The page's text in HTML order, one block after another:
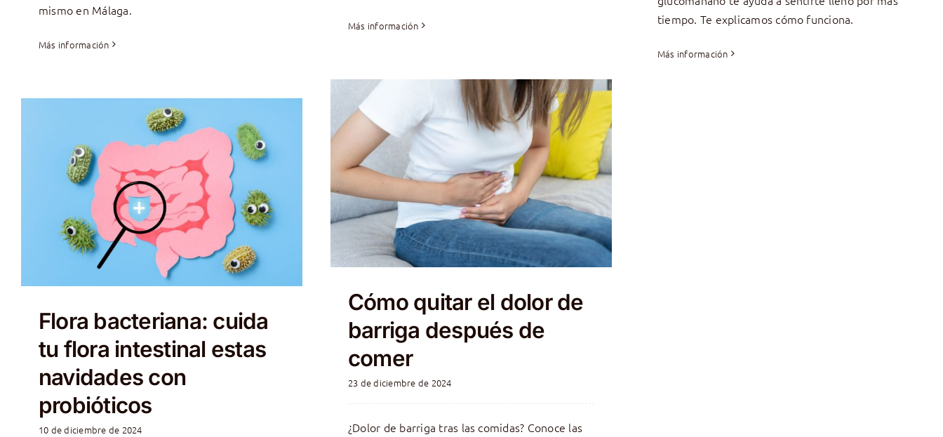
mismo en Málaga.
Más información
Más información
tiempo. Te explicamos cómo funciona.
Más información
Cómo quitar el dolor de
barriga después de
comer
23 de diciembre de 2024
¿Dolor de barriga tras las comidas? Conoce las
Flora bacteriana: cuida
tu flora intestinal estas
navidades con
probióticos
10 de diciembre de 2024